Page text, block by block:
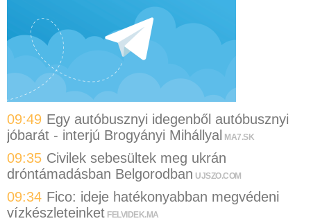
09:49 Egy autóbusznyi idegenből autóbusznyi
jóbarát - interjú Brogyányi Mihállyal
MA7.SK
09:35 Civilek sebesültek meg ukrán
dróntámadásban Belgorodban UJSZO.COM
09:34 Fico: ideje hatékonyabban megvédeni
vízkészleteinket FELVIDEK.MA